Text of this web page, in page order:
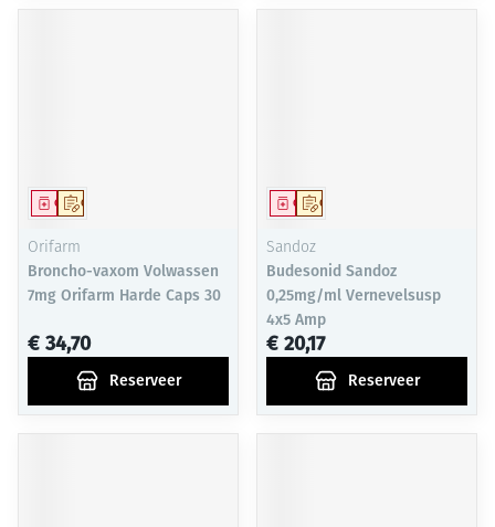
Op voorschrift
Geneesmiddel
Orifarm
Broncho-vaxom Volwassen
7mg Orifarm Harde Caps 30
€ 34,70
Reserveer
Op voorschrift
Geneesmiddel
Sandoz
Budesonid Sandoz
0,25mg/ml Vernevelsusp
4x5 Amp
€ 20,17
Reserveer